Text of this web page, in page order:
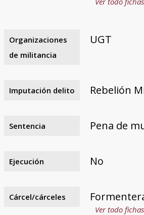
Organizaciones
de militancia
UGT
Imputación delito Rebelión
Sentencia Pena de
Ejecución No
Cárcel/cárceles
Ver todo